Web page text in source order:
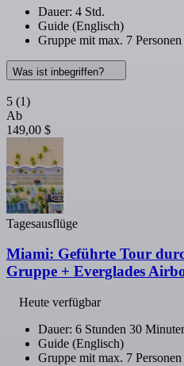
Dauer: 4 Std.
Guide (Englisch)
Gruppe mit max. 7 Personen
Was ist inbegriffen?
5 (1)
Ab
149,00 $
Tagesausflüge
Miami: Geführte Tour
Gruppe + Everglades
Heute verfügbar
Dauer: 6 Stunden 30
Guide (Englisch)
Gruppe mit max. 7 Personen